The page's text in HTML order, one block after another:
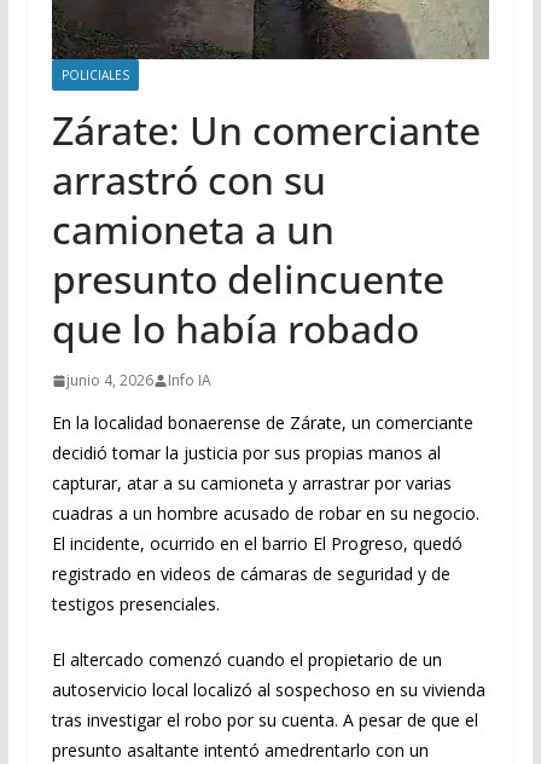
POLICIALES
Zárate: Un comerciante
arrastró con su
camioneta a un
presunto delincuente
que lo había robado
junio 4, 2026 Info IA
En la localidad bonaerense de Zárate, un comerciante
decidió tomar la justicia por sus propias manos al
capturar, atar a su camioneta y arrastrar por varias
cuadras a un hombre acusado de robar en su negocio.
El incidente, ocurrido en el barrio El Progreso, quedó
registrado en videos de cámaras de seguridad y de
testigos presenciales.
El altercado comenzó cuando el propietario de un
autoservicio local localizó al sospechoso en su vivienda
tras investigar el robo por su cuenta. A pesar de que el
presunto asaltante intentó amedrentarlo con un